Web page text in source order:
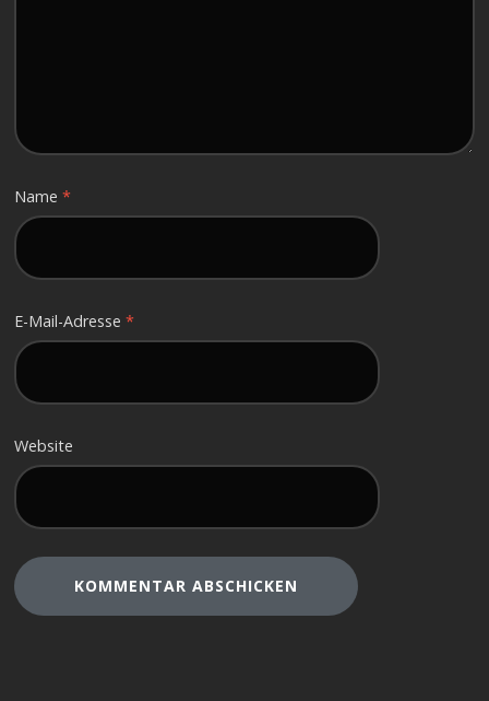
Name*
E-Mail-Adresse*
Website